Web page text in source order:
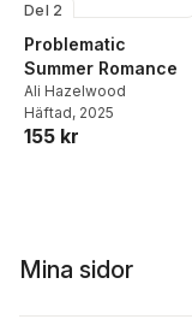
Del 2
Problematic
Summer Romance
Ali Hazelwood
Häftad, 2025
155 kr
Mina sidor